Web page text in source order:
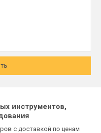
инструментов,
с доставкой по ценам